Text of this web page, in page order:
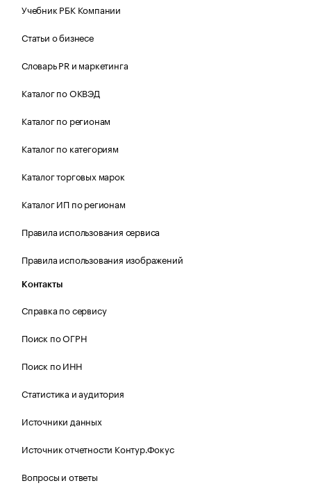
Учебник РБК Компании
Статьи о бизнесе
Словарь PR и маркетинга
Каталог по ОКВЭД
Каталог по регионам
Каталог по категориям
Каталог торговых марок
Каталог ИП по регионам
Правила использования сервиса
Правила использования изображений
Контакты
Справка по сервису
Поиск по ОГРН
Поиск по ИНН
Статистика и аудитория
Источники данных
Источник отчетности Контур.Фокус
Вопросы и ответы